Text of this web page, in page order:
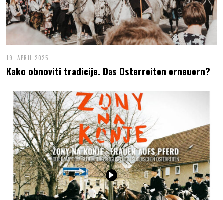
19. APRIL 2025
Kako obnoviti tradicije. Das Osterreiten erneuern?